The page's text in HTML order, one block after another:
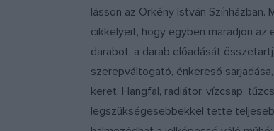
lásson az Örkény István
cikkelyeit, hogy egyben maradjon
darabot, a darab előadását
szerepváltogató, énkereső
keret. Hangfal, radiátor, vízcsap,
legszükségesebbekkel tette